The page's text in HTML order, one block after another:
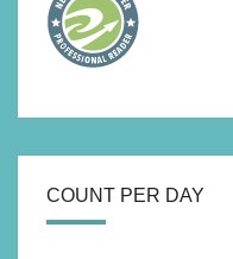
COUNT PER DAY